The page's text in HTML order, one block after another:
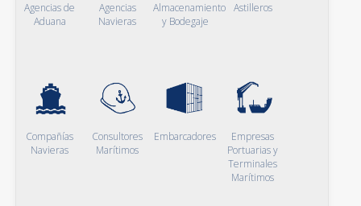
Agencias de
Aduana
Agencias
Navieras
Almacenamiento
y Bodegaje
Astilleros
Compañías
Navieras
Consultores
Marítimos
Embarcadores
Empresas
Portuarias y
Terminales
Marítimos